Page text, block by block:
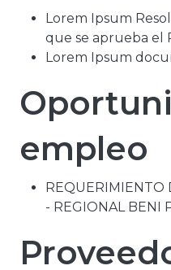
Lorem Ipsum
que se aprueba el
Lorem Ipsum
empleo
REQUERIMIENTO
- REGIONAL BENI